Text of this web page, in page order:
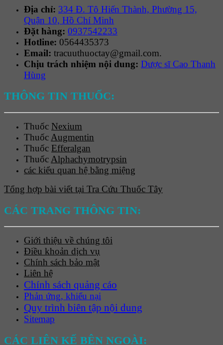
Địa chỉ: 334 Đ. Tô Hiến Thành, Phường 15,
Quận 10, Hồ Chí Minh
Đặt hàng: 0937542233
Hotline: 0564435373
Email: tracuuthuoctay@gmail.com.
Chịu trách nhiệm nội dung: Dược sĩ Cao Thanh
Hùng
THÔNG TIN THUỐC:
Thuốc Nexium
Thuốc Augmentin
Thuốc Efferalgan
Thuốc Alphachymotrypsin
các kiểu quan hệ bằng miệng
Tổng hợp bài viết tại Tra Cứu Thuốc Tây
CÁC TRANG THÔNG TIN:
Giới thiệu về chúng tôi
Điều khoản dịch vụ
Chính sách bảo mật
Liên hệ
Chính sách quảng cáo
Phản ứng, khiếu nại
Quy trình biên tập nội dung
Sitemap
CÁC LIÊN KẾ BÊN NGOÀI: